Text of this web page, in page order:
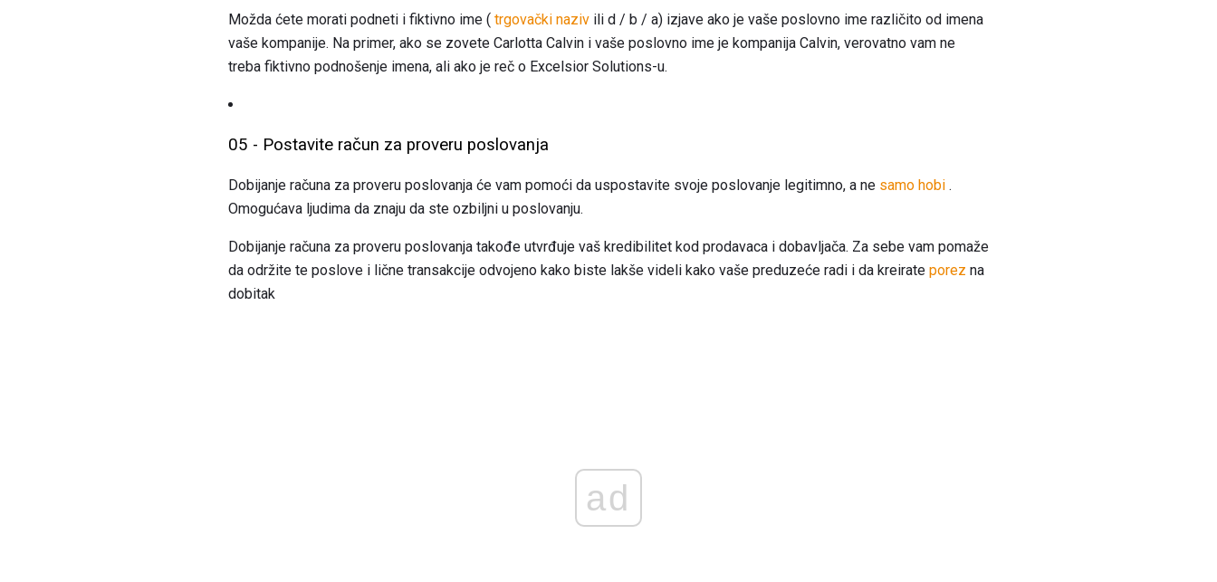
Možda ćete morati podneti i fiktivno ime ( trgovački naziv ili d / b / a) izjave ako je vaše poslovno ime različito od imena
vaše kompanije. Na primer, ako se zovete Carlotta Calvin i vaše poslovno ime je kompanija Calvin, verovatno vam ne
treba fiktivno podnošenje imena, ali ako je reč o Excelsior Solutions-u.
05 - Postavite račun za proveru poslovanja
Dobijanje računa za proveru poslovanja će vam pomoći da uspostavite svoje poslovanje legitimno, a ne samo hobi .
Omogućava ljudima da znaju da ste ozbiljni u poslovanju.
Dobijanje računa za proveru poslovanja takođe utvrđuje vaš kredibilitet kod prodavaca i dobavljača. Za sebe vam pomaže
da održite te poslove i lične transakcije odvojeno kako biste lakše videli kako vaše preduzeće radi i da kreirate porez na
dobitak
ad